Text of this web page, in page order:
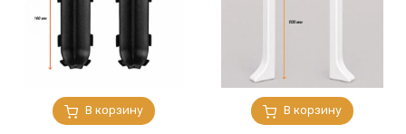
В корзину В корзину